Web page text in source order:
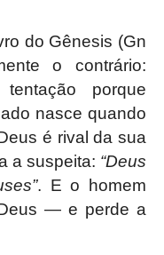
do Gênesis (Gn
o contrário:
porque
nasce quando
é rival da sua
a suspeita: “Deus
. E o homem
— e perde a